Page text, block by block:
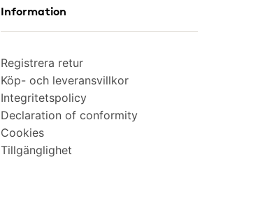
Information
Registrera retur
Köp- och leveransvillkor
Integritetspolicy
Declaration of conformity
Cookies
Tillgänglighet